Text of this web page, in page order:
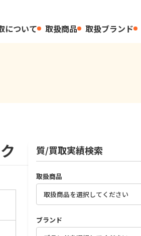
について 取扱商品 取扱ブランド
質/買取実績検索
取扱商品
ブランド